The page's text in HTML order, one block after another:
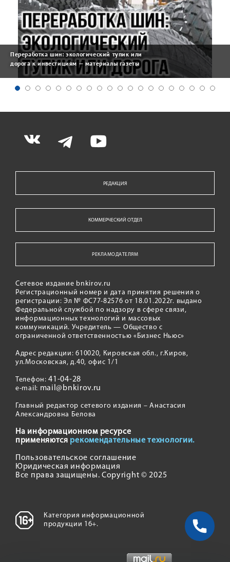
Переработка шин: экологический тупик или
дорога к инвестициям — материалы газеты
РЕДАКЦИЯ
КОММЕРЧЕСКИЙ ОТДЕЛ
РЕКЛАМОДАТЕЛЯМ
Сетевое издание bnkirov.ru
Регистрационный номер и дата принятия решения о
регистрации: Эл № ФС77-82576 от 18.01.2022г. выдано
Федеральной службой по надзору в сфере связи,
информационных технологий и массовых
коммуникаций. Учредитель — Общество с
ограниченной ответственностью «Бизнес Ньюс»
Адрес редакции: 610020, Кировская обл., г.Киров,
ул.Московская, д.40, офис 1/1
Телефон:41-04-28
e-mail: mail@bnkirov.ru
Главный редактор сетевого издания – Анастасия
Александровна Белова
На информационном ресурсе
применяются рекомендательные технологии.
Пользовательское соглашение
Юридическая информация
Все права защищены. Copyright © 2025
Категория информационной
продукции 16+.